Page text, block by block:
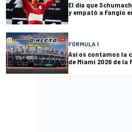
El día que
y empató a Fangio
FÓRMULA 1
Así os contamos la
de Miami 2026 de la